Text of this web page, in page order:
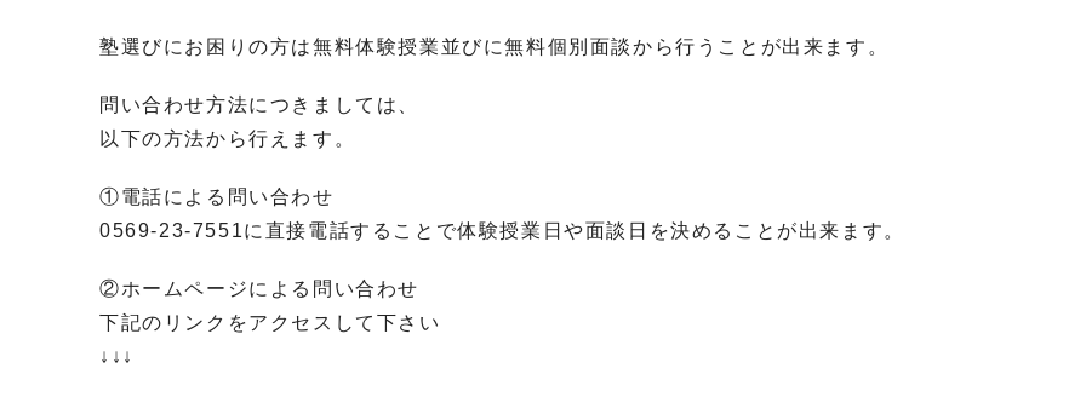
塾選びにお困りの方は無料体験授業並びに無料個別面談から行うことが出来ます。
問い合わせ方法につきましては、
以下の方法から行えます。
①電話による問い合わせ
0569-23-7551に直接電話することで体験授業日や面談日を決めることが出来ます。
②ホームページによる問い合わせ
下記のリンクをアクセスして下さい
↓↓↓